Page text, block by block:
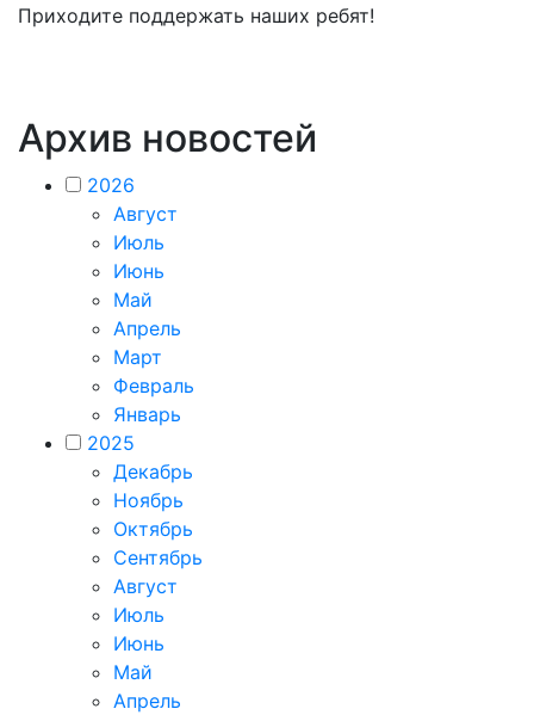
Приходите поддержать наших ребят!
Архив новостей
2026
Август
Июль
Июнь
Май
Апрель
Март
Февраль
Январь
2025
Декабрь
Ноябрь
Октябрь
Сентябрь
Август
Июль
Июнь
Май
Апрель